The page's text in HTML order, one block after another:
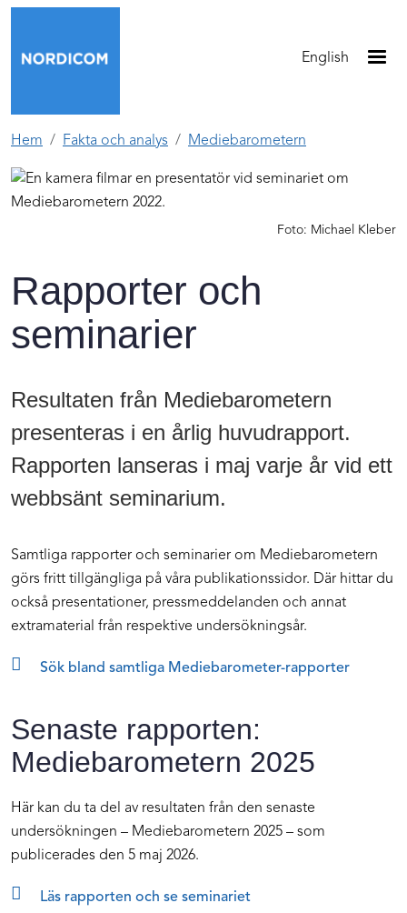
Hoppa till huvudinnehåll
English
Hem Fakta och analys Mediebarometern
Foto: Michael Kleber
Rapporter och
seminarier
Resultaten från Mediebarometern
presenteras i en årlig huvudrapport.
Rapporten lanseras i maj varje år vid ett
webbsänt seminarium.
Samtliga rapporter och seminarier om Mediebarometern
görs fritt tillgängliga på våra publikationssidor. Där hittar du
också presentationer, pressmeddelanden och annat
extramaterial från respektive undersökningsår.
Sök bland samtliga Mediebarometer-rapporter
Senaste rapporten:
Mediebarometern 2025
Här kan du ta del av resultaten från den senaste
undersökningen – Mediebarometern 2025 – som
publicerades den 5 maj 2026.
Läs rapporten och se seminariet